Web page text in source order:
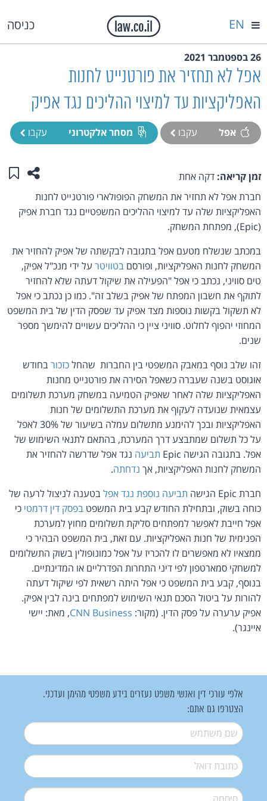
כניסה EN
26 בספטמבר 2021
אפל לא תחזיר את פורטנייט לחנות
האפליקציות עד למיצוי ההליכים נגד אפיק
אפל עקבו מסחר אלקטרוני עקבו
זמן קריאה: דקה אחת שתפו
חברת אפל לא תחזיר את המשחק הפופולארי פורטנייט לחנות
האפליקציות שלה עד למיצוי ההליכים המשפטיים נגד חברת אפיק
(Epic), מפתחת המשחק.
במכתב שנשלח מטעם אפל בתגובה לבקשתה של אפיק להחזיר את
המשחק לחנות האפליקציות, ופורסם בטוויטר על ידי מנכ"ל אפיק,
טים סוויני, נכתב כי אפל "הפעילה את שיקול דעתה שלא להחזיר
לתוקף את חשבון המפתח של אפיק בשלב זה". כמו כן נכתב כי אפל
לא תשקול בקשות נוספות מצד אפיק עד שפסק הדין של בית המשפט
המחוזי יהפוף לחלוט. סוויני ציין כי ההליכים עשויים להימשך מספר
שנים.
זהו שלב נוסף במאבק המשפטי בין החברות שהחלכזכורבחודש
אוגוסט בשנה שעברה כשאפל הסירה את פורטנייט מחנות
האפליקציות שלה לאחר שאפיק הטמיעה במשחק מערכת תשלומים
עצמאית שנועדה לעקוף את מערכת התשלומים של חנות
האפליקציות ובכך להימנע מתשלום עמלה בשיעור של 30% לאפל
על כל תשלום שמתבצע דרך המערכת, בהתאם לתנאי השימוש של
אפל. בתגובה הגישה Epic
תביעה נגד אפל שדרשה להחזיר את
המשחק לחנות האפליקציות, אך נדחתה.
חברת Epic הגישה
תביעה נוספת נגד אפלבטענה לניצול לרעה של
כוחה בשוק, ובתחילת החודש קבע בית המשפט בפסק דין דרמטי כי
אפל חייבת לאפשר למפתחים סליקת תשלומים מחוץ למערכת
הפנימית של חנות האפליקציות. עם זאת, בית המשפט הבהיר כי
ממצאיו לא מאפשרים לו להכריז על אפל כמונופולין בשוק התשלומים
למשחקי סמארטפון לפי דיני התחרות הפדרליים או המדינתיים.
בנוסף, קבע בית המשפט כי אפל היתה רשאית לפי שיקול דעתה
להורות על ביטול הסכם תנאי השימוש למפתחים בינה לבין אפיק.
אפיק ערערה על פסק הדין. (מקור: CNN Business, מאת: יישי
איינגר).
אלפי עורכי דין ואנשי משפט נעזרים בידע משפטי מהימן ועדכני.
הצטרפו גם אתם:
שם משתמש*
דואל*
סיסמה*